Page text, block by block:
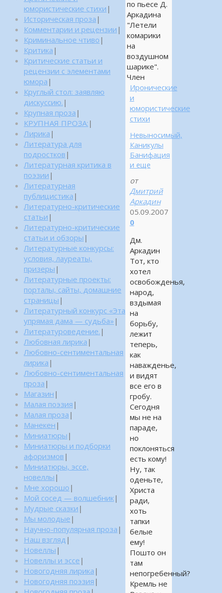
по пьесе Д.
Аркадина
"Летели
комарики
на
воздушном
шарике".
Член
Иронические
и
юмористические
стихи
Невыносимый,
Каникулы
Банифация
и еще
от
Дмитрий
Аркадин
05.09.2007
0
Дм.
Аркадин
Тот, кто
хотел
освобожденья,
народ,
вздымая
на
борьбу,
лежит
теперь,
как
наважденье,
и видят
все его в
гробу.
Сегодня
мы не на
параде,
но
поклоняться
есть кому!
Ну, так
оденьте,
Христа
ради,
хоть
тапки
белые
ему!
Пошто он
там
непогребенный?
Кремль не
юмористические стихи |
Историческая проза |
Комментарии и рецензии |
Криминальное чтиво |
Критика |
Критические статьи и
рецензии с элементами
юмора |
Круглый стол: заявляю
дискуссию. |
Крупная проза |
КРУПНАЯ ПРОЗА: |
Лирика |
Литература для
подростков |
Литературная критика в
поэзии |
Литературная
публицистика |
Литературно-критические
статьи |
Литературно-критические
статьи и обзоры |
Литературные конкурсы:
условия, лауреаты,
призеры |
Литературные проекты:
порталы, сайты, домашние
страницы |
Литературный конкурс «Эта
упрямая дама — судьба» |
Литературоведение. |
Любовная лирика |
Любовно-сентиментальная
лирика |
Любовно-сентиментальная
проза |
Магазин |
Малая поэзия |
Малая проза |
Манекен |
Миниатюры |
Миниатюры и подборки
афоризмов |
Миниатюры, эссе,
новеллы |
Мне хорошо |
Мой сосед — волшебник|
Мудрые сказки |
Мы молодые |
Научно-популярная проза |
Наш взгляд |
Новеллы |
Новеллы и эссе |
Новогодняя лирика |
Новогодняя поэзия |